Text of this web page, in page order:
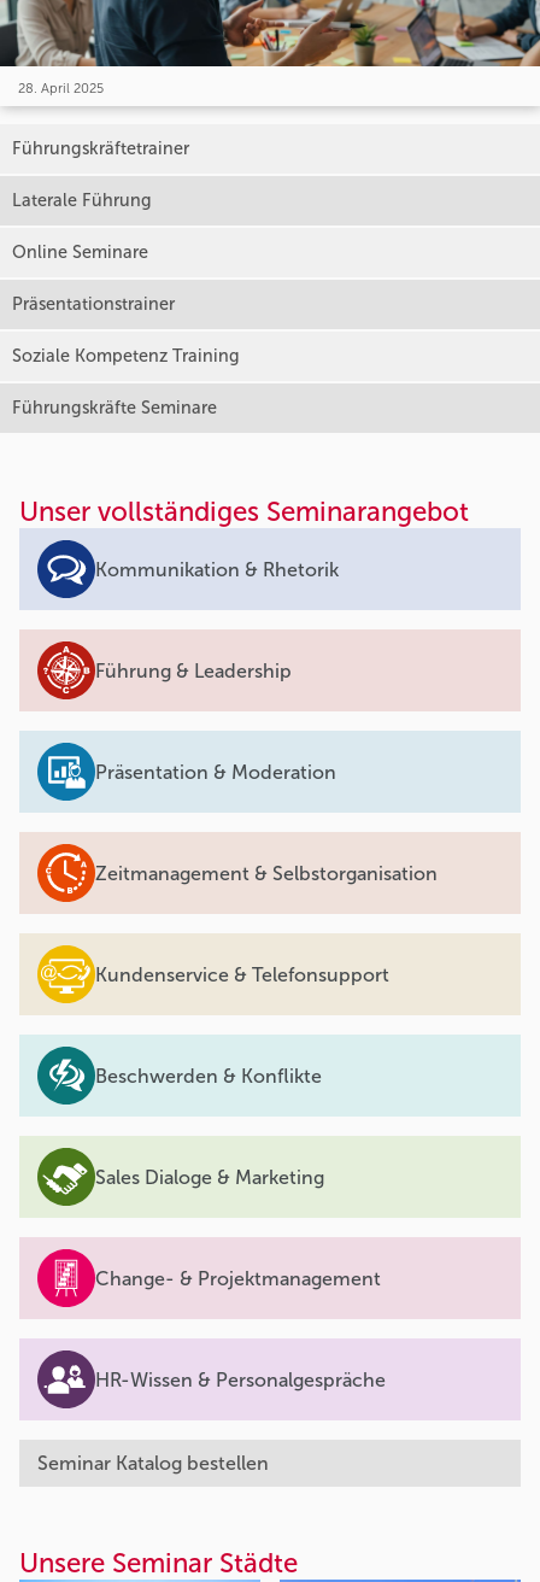
28. April 2025
Führungskräftetrainer
Laterale Führung
Online Seminare
Präsentationstrainer
Soziale Kompetenz Training
Führungskräfte Seminare
Unser vollständiges Seminarangebot
Kommunikation & Rhetorik
Führung & Leadership
Präsentation & Moderation
Zeitmanagement & Selbstorganisation
Kundenservice & Telefonsupport
Beschwerden & Konflikte
Sales Dialoge & Marketing
Change- & Projektmanagement
HR-Wissen & Personalgespräche
Seminar Katalog bestellen
Unsere Seminar Städte